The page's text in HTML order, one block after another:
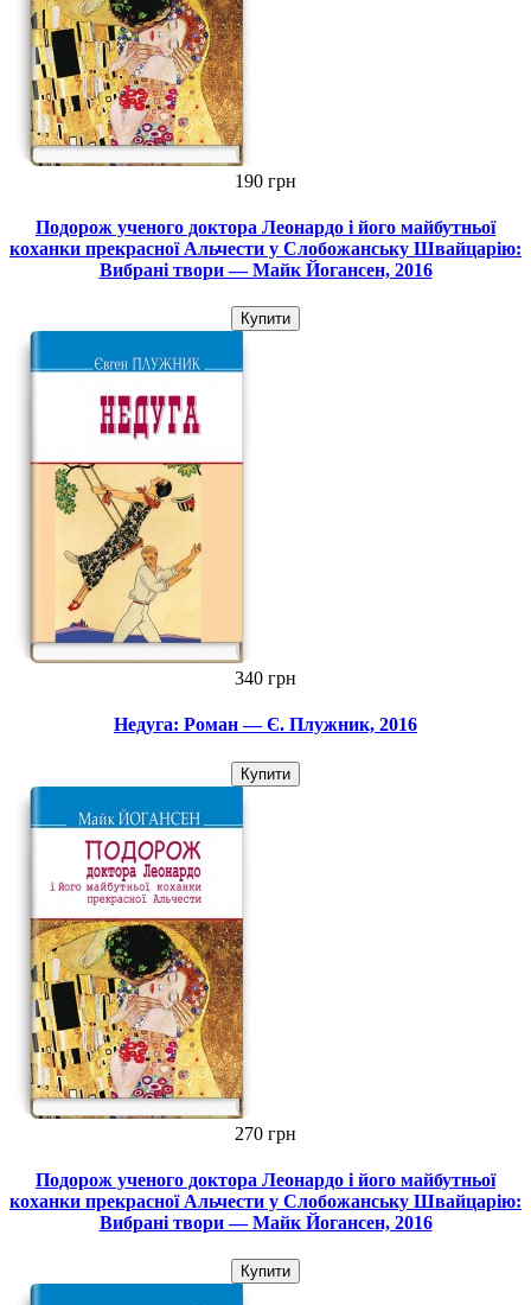
190 грн
Подорож ученого доктора Леонардо і його майбутньої
коханки прекрасної Альчести у Слобожанську Швайцарію:
Вибрані твори — Майк Йогансен, 2016
Купити
340 грн
Недуга: Роман — Є. Плужник, 2016
Купити
270 грн
Подорож ученого доктора Леонардо і його майбутньої
коханки прекрасної Альчести у Слобожанську Швайцарію:
Вибрані твори — Майк Йогансен, 2016
Купити